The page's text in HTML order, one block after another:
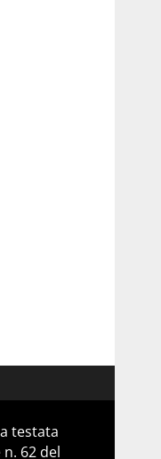
testata
62 del